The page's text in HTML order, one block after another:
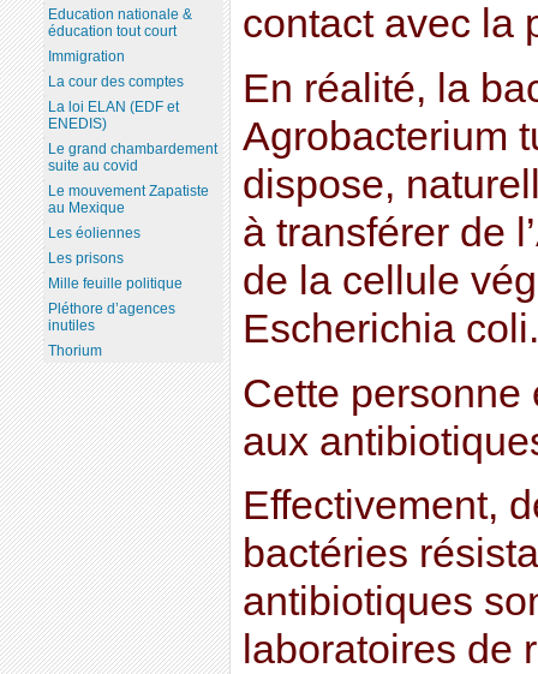
contact avec la
En réalité, la
Agrobacterium
dispose,
à transférer de
de la cellule
Escherichia coli.
Cette personne
aux
Effectivement,
bactéries
antibiotiques
laboratoires de
Education nationale &
éducation tout court
Immigration
La cour des comptes
La loi ELAN (EDF et
ENEDIS)
Le grand chambardement
suite au covid
Le mouvement Zapatiste
au Mexique
Les éoliennes
Les prisons
Mille feuille politique
Pléthore d’agences
inutiles
Thorium